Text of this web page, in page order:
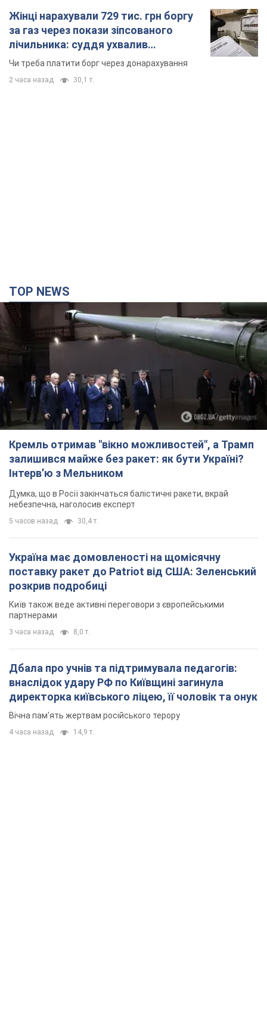
Жінці нарахували 729 тис. грн боргу
за газ через покази зіпсованого
лічильника: суддя ухвалив
неочікуване рішення
Чи треба платити борг через донарахування
2 часа назад 30,1 т.
TOP NEWS
Кремль отримав "вікно можливостей", а Трамп
залишився майже без ракет: як бути Україні?
Інтерв’ю з Мельником
Думка, що в Росії закінчаться балістичні ракети, вкрай
небезпечна, наголосив експерт
5 часов назад 30,4 т.
Україна має домовленості на щомісячну
поставку ракет до Patriot від США: Зеленський
розкрив подробиці
Київ також веде активні переговори з європейськими
партнерами
3 часа назад 8,0 т.
Дбала про учнів та підтримувала педагогів:
внаслідок удару РФ по Київщині загинула
директорка київського ліцею, її чоловік та онук
Вічна пам'ять жертвам російського терору
4 часа назад 14,9 т.